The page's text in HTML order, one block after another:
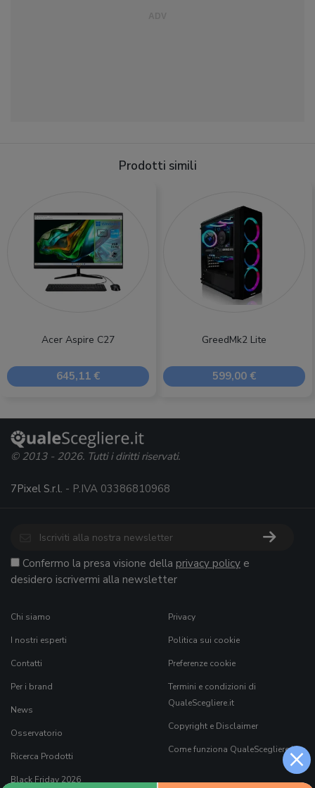
Prodotti simili
Acer Aspire C27
645,11 €
GreedMk2 Lite
599,00 €
×
© 2013 - 2026. Tutti i diritti riservati.
7Pixel S.r.l. - P.IVA 03386810968
Confermo la presa visione della privacy policy e
desidero iscrivermi alla newsletter
Chi siamo
I nostri esperti
Contatti
Per i brand
News
Osservatorio
Ricerca Prodotti
Black Friday 2026
Privacy
Politica sui cookie
Preferenze cookie
Termini e condizioni di
QualeScegliere.it
Copyright e Disclaimer
Come funziona QualeScegliere.it